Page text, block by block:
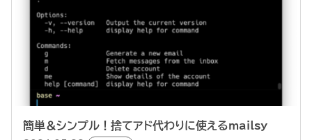
簡単＆シンプル！捨てアド代わりに使えるmailsy